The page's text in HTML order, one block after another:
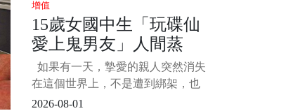
刀身亡。 死者弟弟獨家接受採訪，
還原案發當天公公如何點名要求姊
姊親自來接小孩，質疑根本是精心
布局的奪命陷阱。 更令人不寒而慄
的是，檢警相驗後發現
增值
15歲女國中生「玩碟仙
愛上鬼男友」人間蒸
發！14年後「家屬收到
150字書信」徹底崩潰
如果有一天，摯愛的親人突然消失
在這個世界上，不是遭到綁架，也
不是被歹徒害命，而是就這樣失蹤
2026-08-01